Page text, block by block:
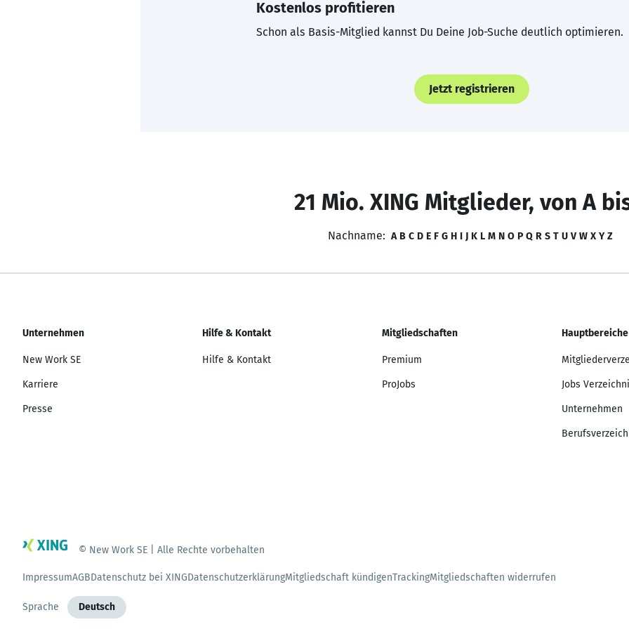
Kostenlos profitieren
Schon als Basis-Mitglied kannst Du Deine Job-Suche deutlich optimieren.
Jetzt registrieren
21 Mio. XING Mitglieder, von A
Nachname: A B C D E F G H I J K L M N O P Q R S T U V W X Y Z
Unternehmen
New Work SE
Karriere
Presse
Hilfe & Kontakt
Hilfe & Kontakt
Mitgliedschaften
Premium
ProJobs
Hauptbereiche
Jobs
Unternehmen
© New Work SE | Alle Rechte vorbehalten
ImpressumAGBDatenschutz bei XINGDatenschutzerklärungMitgliedschaft kündigenTrackingMitgliedschaften widerrufen
Sprache Deutsch